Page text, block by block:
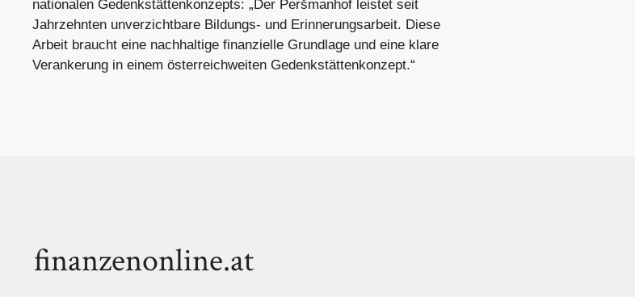
nationalen Gedenkstättenkonzepts: „Der Peršmanhof leistet seit
Jahrzehnten unverzichtbare Bildungs- und Erinnerungsarbeit. Diese
Arbeit braucht eine nachhaltige finanzielle Grundlage und eine klare
Verankerung in einem österreichweiten Gedenkstättenkonzept.“
finanzenonline.at